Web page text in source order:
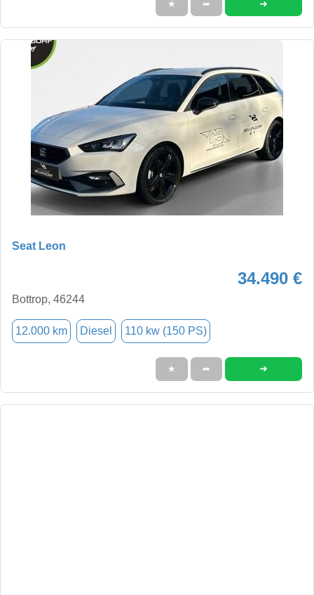
★ ➦ ➜
Seat Leon
34.490 €
Bottrop, 46244
12.000 km Diesel 110 kw (150 PS)
★ ➦ ➜